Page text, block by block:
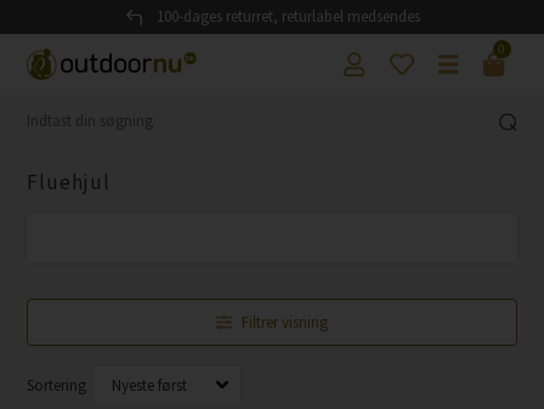
100-dages returret, returlabel medsendes
0
Fluehjul
Filtrer visning
Sortering